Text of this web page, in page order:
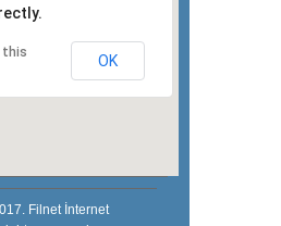
this
OK
Filnet İnternet